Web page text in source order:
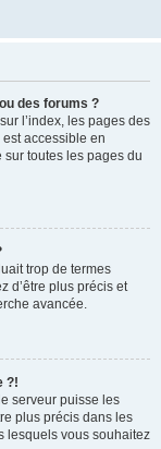
des forums ?
l’index, les pages des
accessible en
toutes les pages du
trop de termes
d’être plus précis et
avancée.
?!
serveur puisse les
plus précis dans les
lesquels vous souhaitez